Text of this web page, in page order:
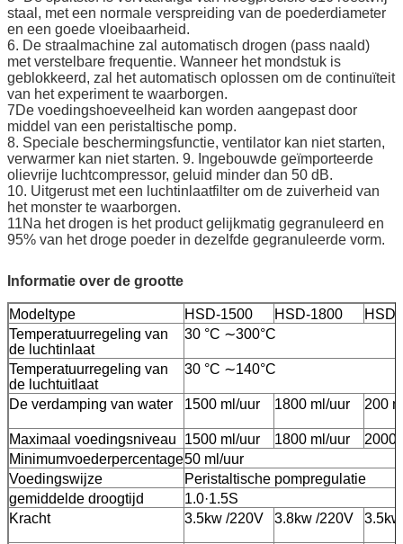
staal, met een normale verspreiding van de poederdiameter
en een goede vloeibaarheid.
6. De straalmachine zal automatisch drogen (pass naald)
met verstelbare frequentie. Wanneer het mondstuk is
geblokkeerd, zal het automatisch oplossen om de continuïteit
van het experiment te waarborgen.
7De voedingshoeveelheid kan worden aangepast door
middel van een peristaltische pomp.
8. Speciale beschermingsfunctie, ventilator kan niet starten,
verwarmer kan niet starten. 9. Ingebouwde geïmporteerde
olievrije luchtcompressor, geluid minder dan 50 dB.
10. Uitgerust met een luchtinlaatfilter om de zuiverheid van
het monster te waarborgen.
11Na het drogen is het product gelijkmatig gegranuleerd en
95% van het droge poeder in dezelfde gegranuleerde vorm.
Informatie over de grootte
Modeltype HSD-1500 HSD-1800
Temperatuurregeling van
de luchtinlaat
30 °C ∼300°C
Temperatuurregeling van
de luchtuitlaat
30 °C ∼140°C
De verdamping van water 1500 ml/uur 1800 ml/uur 200
Maximaal voedingsniveau 1500 ml/uur 1800 ml/uur
2000
Minimumvoederpercentage50 ml/uur
Voedingswijze
Peristaltische pompregulatie
gemiddelde droogtijd
1.0·1.5S
Kracht
3.5kw /220V 3.8kw /220V